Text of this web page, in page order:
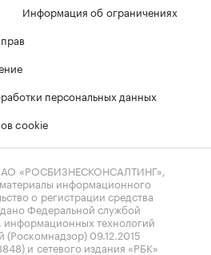
Информация об ограничениях
персональных данных
cookie
«РОСБИЗНЕСКОНСАЛТИНГ»,
информационного
о регистрации средства
Федеральной службой
информационных технологий
09.12.2015
и сетевого издания «РБК»